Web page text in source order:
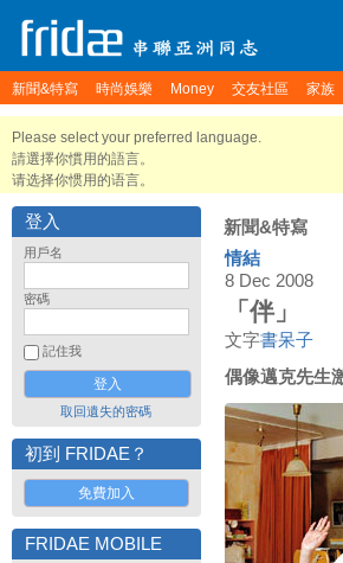
新聞&特寫 時尚娛樂 Money 交友社區 家族
Please select your preferred language.
請選擇你慣用的語言。
请选择你惯用的语言。
登入
用戶名
密碼
記住我
取回遺失的密碼
初到 FRIDAE？
免費加入
FRIDAE MOBILE
新聞&特寫
情結
8 Dec 2008
「伴」
文字書呆子
偶像邁克先生